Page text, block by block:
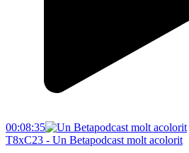
00:08:35
T8xC23 - Un Betapodcast molt acolorit